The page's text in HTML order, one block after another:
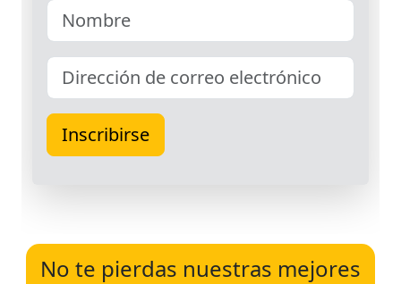
No te pierdas nuestras mejores